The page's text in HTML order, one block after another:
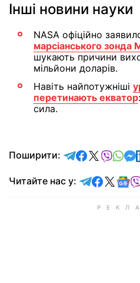
Інші новини науки
NASA офіційно
марсіанського зонда
шукають причини
мільйони доларів.
Навіть найпотужніші
перетинають екватор
сила.
Поширити: відправити у
Читайте нас у: Читайте у